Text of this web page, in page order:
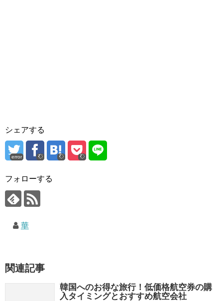
シェアする
error
フォローする
華
関連記事
韓国へのお得な旅行！低価格航空券の購
入タイミングとおすすめ航空会社